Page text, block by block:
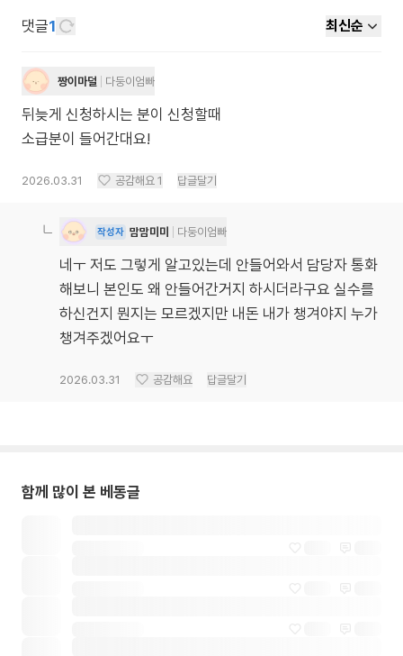
댓글1 최신순
짱이마덜 다둥이엄빠
뒤늦게 신청하시는 분이 신청할때
소급분이 들어간대요!
2026.03.31 공감해요 1 답글달기
작성자 맘맘미미 다둥이엄빠
네ㅜ 저도 그렇게 알고있는데 안들어와서 담당자 통화
해보니 본인도 왜 안들어간거지 하시더라구요 실수를
하신건지 뭔지는 모르겠지만 내돈 내가 챙겨야지 누가
챙겨주겠어요ㅜ
2026.03.31 공감해요 답글달기
함께 많이 본 베동글